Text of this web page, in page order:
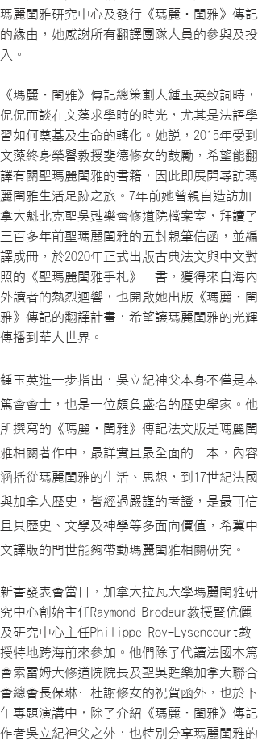
瑪麗閨雅研究中心及發行《瑪麗‧閨雅》傳記
的緣由，她感謝所有翻譯團隊人員的參與及投
入。
《瑪麗‧閨雅》傳記總策劃人鍾玉英致詞時，
侃侃而談在文藻求學時的時光，尤其是法語學
習如何奠基及生命的轉化。她說，2015年受到
文藻終身榮譽教授斐德修女的鼓勵，希望能翻
譯有關聖瑪麗閨雅的書籍，因此即展開尋訪瑪
麗閨雅生活足跡之旅。7年前她曾親自造訪加
拿大魁北克聖吳甦樂會修道院檔案室，拜讀了
三百多年前聖瑪麗閨雅的五封親筆信函，並編
譯成冊，於2020年正式出版古典法文與中文對
照的《聖瑪麗閨雅手札》一書，獲得來自海內
外讀者的熱烈迴響，也開啟她出版《瑪麗‧閨
雅》傳記的翻譯計畫，希望讓瑪麗閨雅的光輝
傳播到華人世界。
鍾玉英進一步指出，吳立紀神父本身不僅是本
篤會會士，也是一位頗負盛名的歷史學家。他
所撰寫的《瑪麗‧閨雅》傳記法文版是瑪麗閨
雅相關著作中，最詳實且最全面的一本，內容
涵括從瑪麗閨雅的生活、思想，到17世紀法國
與加拿大歷史，皆經過嚴謹的考證，是最可信
且具歷史、文學及神學等多面向價值，希冀中
文譯版的問世能夠帶動瑪麗閨雅相關研究。
新書發表會當日，加拿大拉瓦大學瑪麗閨雅研
究中心創始主任Raymond Brodeur教授賢伉儷
及研究中心主任Philippe Roy-Lysencourt教
授特地跨海前來參加。他們除了代讀法國本篤
會索雷姆大修道院院長及聖吳甦樂加拿大聯合
會總會長保琳·杜謝修女的祝賀函外，也於下
午專題演講中，除了介紹《瑪麗‧閨雅》傳記
作者吳立紀神父之外，也特別分享瑪麗閨雅的